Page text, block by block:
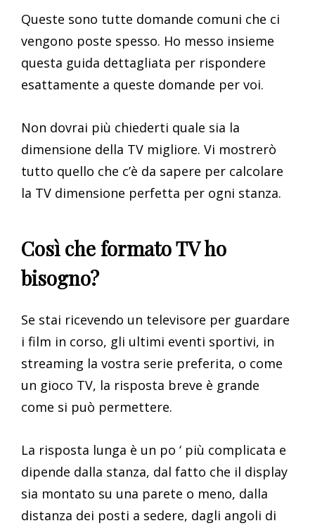
Queste sono tutte domande comuni che ci
vengono poste spesso. Ho messo insieme
questa guida dettagliata per rispondere
esattamente a queste domande per voi.
Non dovrai più chiederti quale sia la
dimensione della TV migliore. Vi mostrerò
tutto quello che c’è da sapere per calcolare
la TV dimensione perfetta per ogni stanza.
Così che formato TV ho
bisogno?
Se stai ricevendo un televisore per guardare
i film in corso, gli ultimi eventi sportivi, in
streaming la vostra serie preferita, o come
un gioco TV, la risposta breve è grande
come si può permettere.
La risposta lunga è un po ‘ più complicata e
dipende dalla stanza, dal fatto che il display
sia montato su una parete o meno, dalla
distanza dei posti a sedere, dagli angoli di